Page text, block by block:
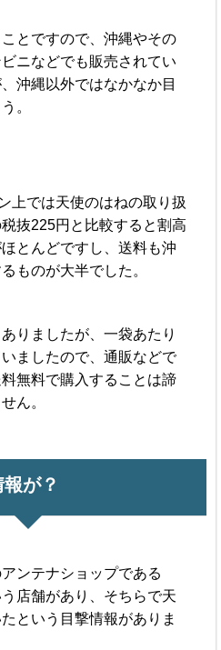
とですので、沖縄やその
ニなどでも販売されてい
沖縄以外ではなかなか目
。
上では天使のはねの取り扱
抜225円と比較すると割高
とんどですし、送料も沖
ものが大半でした。
りましたが、一袋あたり
ましたので、通販などで
無料で購入することは諦
ん。
が？
ンテナショップである
店舗があり、そちらで天
という目撃情報がありま